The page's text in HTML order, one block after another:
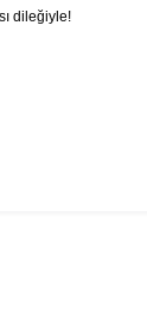
dileğiyle!